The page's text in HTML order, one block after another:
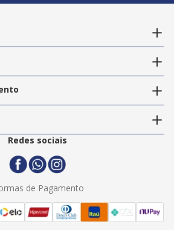
Redes sociais
de Pagamento